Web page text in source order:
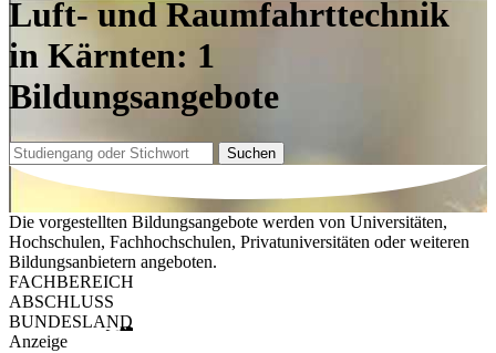
Luft- und Raumfahrttechnik
in Kärnten: 1
Bildungsangebote
Suchen
Die vorgestellten Bildungsangebote werden von Universitäten,
Hochschulen, Fachhochschulen, Privatuniversitäten oder weiteren
Bildungsanbietern angeboten.
FACHBEREICH
ABSCHLUSS
BUNDESLAND
Anzeige